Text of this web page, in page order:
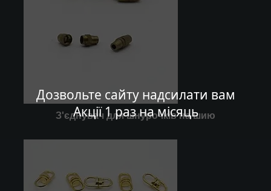
Дозвольте сайту надсилати вам
Акції 1 раз на місяць
З'єднувач для шнурочків на шию